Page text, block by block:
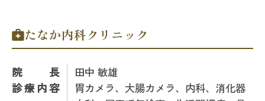
たなか内科クリニック
院長
田中 敏雄
診療内容
胃カメラ、大腸カメラ、内科、消化器